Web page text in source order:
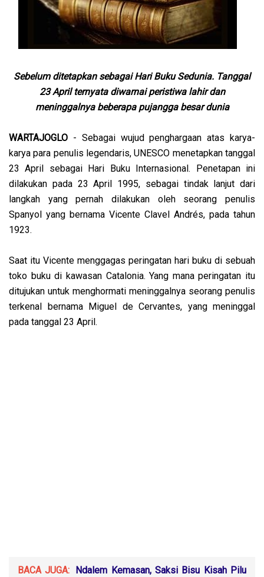
Sebelum ditetapkan sebagai Hari Buku Sedunia. Tanggal
23 April ternyata diwarnai peristiwa lahir dan
meninggalnya beberapa pujangga besar dunia
WARTAJOGLO - Sebagai wujud penghargaan atas karya-
karya para penulis legendaris, UNESCO menetapkan tanggal
23 April sebagai Hari Buku Internasional. Penetapan ini
dilakukan pada 23 April 1995, sebagai tindak lanjut dari
langkah yang pernah dilakukan oleh seorang penulis
Spanyol yang bernama Vicente Clavel Andrés, pada tahun
1923.
Saat itu Vicente menggagas peringatan hari buku di sebuah
toko buku di kawasan Catalonia. Yang mana peringatan itu
ditujukan untuk menghormati meninggalnya seorang penulis
terkenal bernama Miguel de Cervantes, yang meninggal
pada tanggal 23 April.
BACA JUGA: Ndalem Kemasan, Saksi Bisu Kisah Pilu